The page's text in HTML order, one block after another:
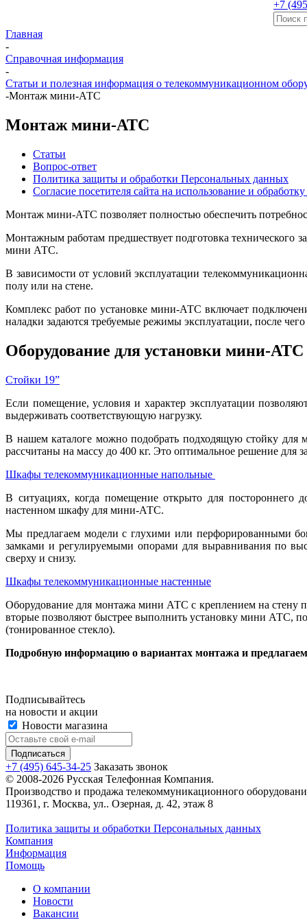
+7
Главная
-
Справочная информация
-
Статьи и полезная информация о телекоммуникационном
-Монтаж мини-АТС
Монтаж мини-АТС
Статьи
Вопрос-ответ
Политика защиты и обработки Персональных данных
Согласие посетителя сайта на использование и
Монтаж мини-АТС позволяет полностью обеспечить
Монтажным работам предшествует подготовка технического
мини АТС.
В зависимости от условий эксплуатации
полу или на стене.
Комплекс работ по установке мини-АТС включает
наладки задаются требуемые режимы эксплуатации, после
Оборудование для установки мини-АТС
Стойки 19”
Если помещение, условия и характер эксплуатации
выдерживать соответствующую нагрузку.
В нашем каталоге можно подобрать подходящую стойку
рассчитаны на массу до 400 кг. Это оптимальное решение
Шкафы телекоммуникационные напольные
В ситуациях, когда помещение открыто для постороннего
настенном шкафу для мини-АТС.
Мы предлагаем модели с глухими или перфорированными
замками и регулируемыми опорами для выравнивания по
сверху и снизу.
Шкафы телекоммуникационные настенные
Оборудование для монтажа мини АТС с креплением на стену
вторые позволяют быстрее выполнить установку мини АТС,
(тонированное стекло).
Подробную информацию о вариантах монтажа и
Подписывайтесь
на новости и акции
Новости магазина
+7 (495) 645-34-25 Заказать звонок
© 2008-2026 Русская Телефонная Компания.
Производство и продажа телекоммуникационного
119361, г. Москва, ул.. Озерная, д. 42, этаж 8
Политика защиты и обработки Персональных данных
Компания
Информация
Помощь
О компании
Новости
Вакансии